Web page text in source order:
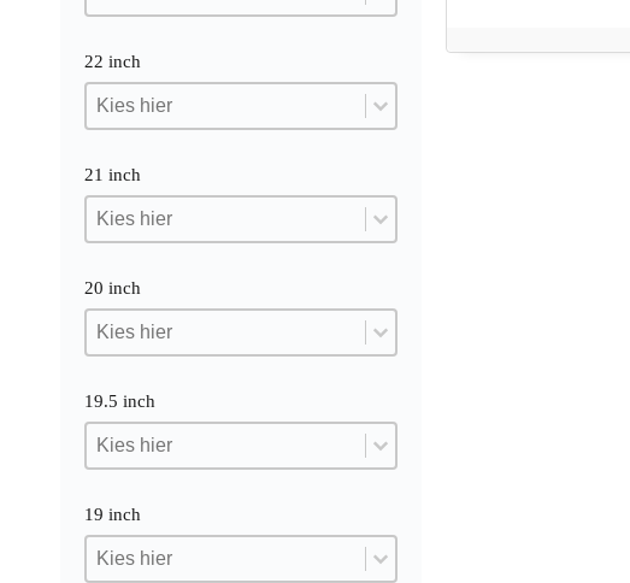
22 inch
22 inch
22 inch
22 inch
21 inch
21 inch
21 inch
21 inch
20 inch
20 inch
20 inch
20 inch
19.5 inch
19.5 inch
19.5 inch
19.5 inch
19 inch
19 inch
19 inch
19 inch